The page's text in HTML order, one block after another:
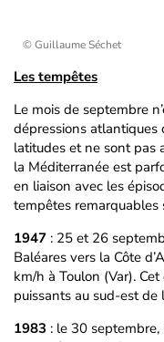
© Guillaume Séchet
Les tempêtes
Le mois de septembre
dépressions atlantiques
latitudes et ne sont pas
la Méditerranée est
en liaison avec les
tempêtes remarquables
1947 : 25 et 26
Baléares vers la Côte
km/h à Toulon (Var).
puissants au sud-est de
1983 : le 30